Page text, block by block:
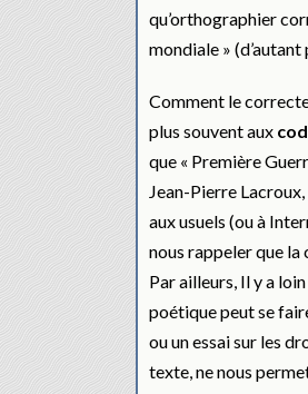
qu’orthographier
mondiale »
Comment le
plus souvent aux
que « Première
Jean-Pierre
aux usuels (ou à
nous rappeler que la
Par ailleurs, Il y a
poétique peut se
ou un essai sur les
texte, ne nous